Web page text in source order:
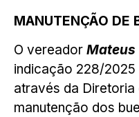
MANUTENÇÃO DE
O vereador Mateus
indicação 228/2025
através da Diretoria
manutenção dos